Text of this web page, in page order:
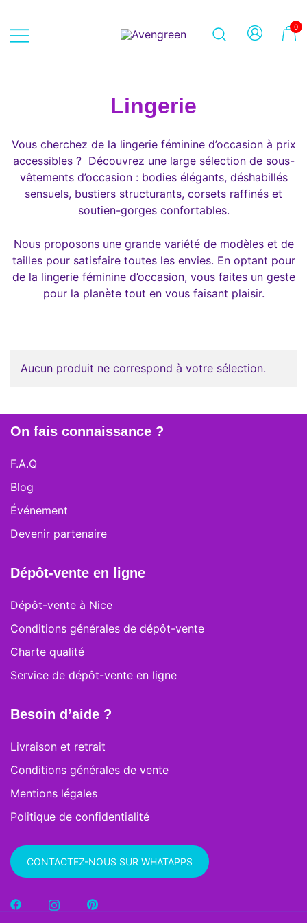
content
0
Lingerie
Vous cherchez de la lingerie féminine d’occasion à prix
accessibles ? Découvrez une large sélection de sous-
vêtements d’occasion : bodies élégants, déshabillés
sensuels, bustiers structurants, corsets raffinés et
soutien-gorges confortables.
Nous proposons une grande variété de modèles et de
tailles pour satisfaire toutes les envies. En optant pour
de la lingerie féminine d’occasion, vous faites un geste
pour la planète tout en vous faisant plaisir.
Aucun produit ne correspond à votre sélection.
On fais connaissance ?
F.A.Q
Blog
Événement
Devenir partenaire
Dépôt-vente en ligne
Dépôt-vente à Nice
Conditions générales de dépôt-vente
Charte qualité
Service de dépôt-vente en ligne
Besoin d’aide ?
Livraison et retrait
Conditions générales de vente
Mentions légales
Politique de confidentialité
CONTACTEZ-NOUS SUR WHATAPPS